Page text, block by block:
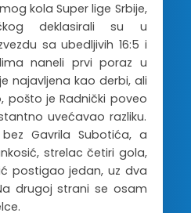
kola Super lige Srbije,
deklasirali su u
sa ubedljivih 16:5 i
naneli prvi poraz u
najavljena kao derbi, ali
pošto je Radnički poveo
uvećavao razliku.
Gavrila Subotića, a
strelac četiri gola,
postigao jedan, uz dva
drugoj strani se osam